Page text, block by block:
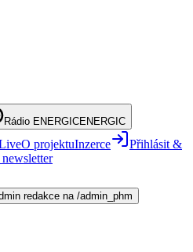
Rádio ENERGICENERGIC
O projektuInzerce
Přihlásit &
redakce na /admin_phm